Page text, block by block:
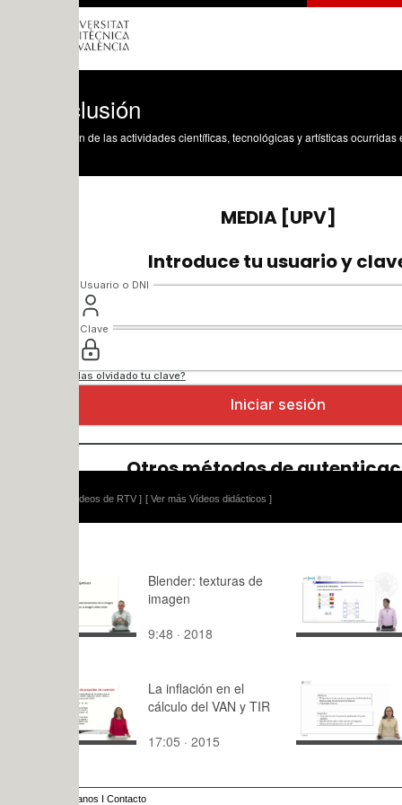
de las actividades científicas, tecnológicas y artísticas ocurridas en los tres
[ Ver más Vídeos didácticos ]
Blender: texturas de
imagen
9:48 · 2018
S7.11-
grafos
6:16 · 2013
La inflación en el
cálculo del VAN y TIR
17:05 · 2015
de
8:36 · 2022